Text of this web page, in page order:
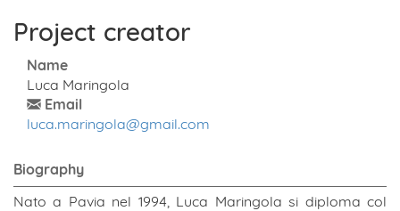
Project creator
Name
Luca Maringola
Email
luca.maringola@gmail.com
Biography
Nato a Pavia nel 1994, Luca Maringola si diploma col